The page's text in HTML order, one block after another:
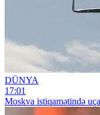
DÜNYA
17:01
Moskva istiqamətində